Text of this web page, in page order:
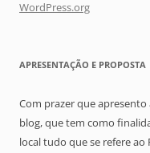
WordPress.org
APRESENTAÇÃO E PROPOSTA
Com prazer que
blog, que tem como
local tudo que se refere